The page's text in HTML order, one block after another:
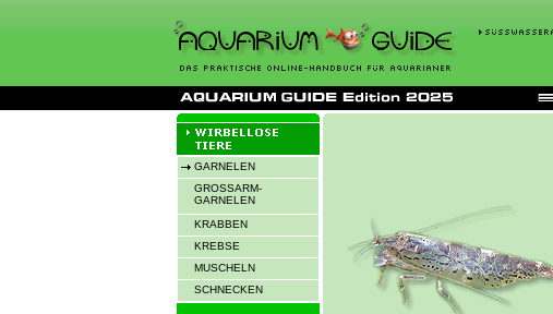
GARNELEN
GROSSARM-
GARNELEN
KRABBEN
KREBSE
MUSCHELN
SCHNECKEN